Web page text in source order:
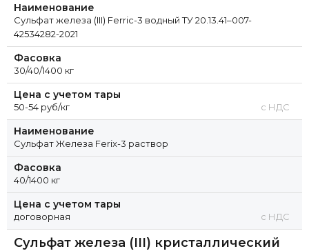
Наименование
Сульфат железа (III) Ferric-3 водный ТУ 20.13.41–007-
42534282-2021
Фасовка
30/40/1400 кг
Цена с учетом тары
50-54 руб/кг с НДС
Наименование
Сульфат Железа Ferix-3 раствор
Фасовка
40/1400 кг
Цена с учетом тары
договорная с НДС
Сульфат железа (III) кристаллический